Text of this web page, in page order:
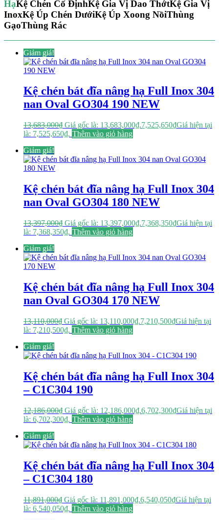
HạKệ Chén Cố ĐịnhKệ Gia Vị Dao ThớtKệ Gia Vị
InoxKệ Úp Chén DướiKệ Úp Xoong NồiThùng
GạoThùng Rác
Giảm giá!
Kệ chén bát đĩa nâng hạ Full Inox 304
nan Oval GO304 190 NEW
13,683,000₫ Giá gốc là: 13,683,000₫.7,525,650₫Giá hiện tại
là: 7,525,650₫. Thêm vào giỏ hàng
Giảm giá!
Kệ chén bát đĩa nâng hạ Full Inox 304
nan Oval GO304 180 NEW
13,397,000₫ Giá gốc là: 13,397,000₫.7,368,350₫Giá hiện tại
là: 7,368,350₫. Thêm vào giỏ hàng
Giảm giá!
Kệ chén bát đĩa nâng hạ Full Inox 304
nan Oval GO304 170 NEW
13,110,000₫ Giá gốc là: 13,110,000₫.7,210,500₫Giá hiện tại
là: 7,210,500₫. Thêm vào giỏ hàng
Giảm giá!
Kệ chén bát đĩa nâng hạ Full Inox 304
– C1C304 190
12,186,000₫ Giá gốc là: 12,186,000₫.6,702,300₫Giá hiện tại
là: 6,702,300₫. Thêm vào giỏ hàng
Giảm giá!
Kệ chén bát đĩa nâng hạ Full Inox 304
– C1C304 180
11,891,000₫ Giá gốc là: 11,891,000₫.6,540,050₫Giá hiện tại
là: 6,540,050₫. Thêm vào giỏ hàng